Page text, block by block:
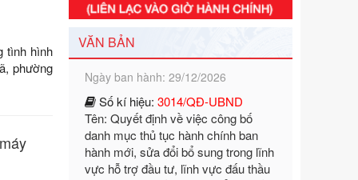
tình hình
phường
VĂN BẢN
Số kí hiệu:3014/QĐ-UBND
Tên: Quyết định về việc công bố
danh mục thủ tục hành chính ban
vực hỗ trợ đầu tư, lĩnh vực đấu thầu
lựa chọn nhà thầu thuộc thẩm quyền
giải quyết của Sở Tài chính và Ban
Quản lý Khu kinh tế Đông Nam
Nghệ An
Ngày ban hành: 23/09/2026